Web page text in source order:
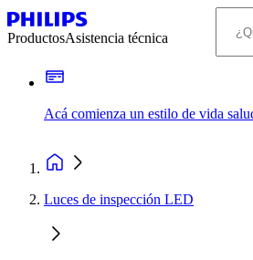
ProductosAsistencia técnica
Acá comienza un estilo de vida
Luces de inspección LED